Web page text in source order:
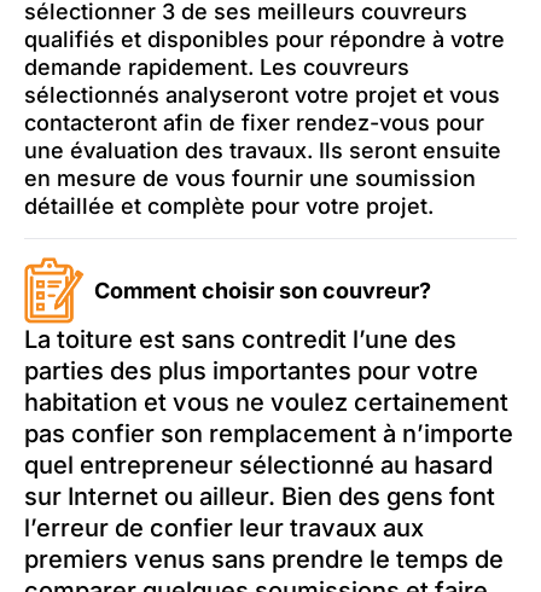
sélectionner 3 de ses meilleurs couvreurs
qualifiés et disponibles pour répondre à votre
demande rapidement. Les couvreurs
sélectionnés analyseront votre projet et vous
contacteront afin de fixer rendez-vous pour
une évaluation des travaux. Ils seront ensuite
en mesure de vous fournir une soumission
détaillée et complète pour votre projet.
Comment choisir son couvreur?
La toiture est sans contredit l’une des
parties des plus importantes pour votre
habitation et vous ne voulez certainement
pas confier son remplacement à n’importe
quel entrepreneur sélectionné au hasard
sur Internet ou ailleur. Bien des gens font
l’erreur de confier leur travaux aux
premiers venus sans prendre le temps de